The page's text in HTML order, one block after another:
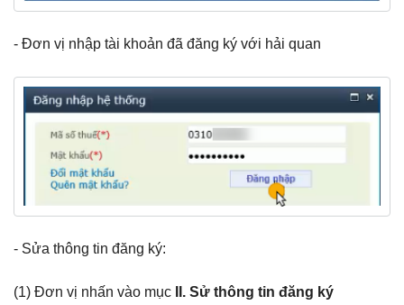
- Đơn vị nhập tài khoản đã đăng ký với hải quan
- Sửa thông tin đăng ký:
(1) Đơn vị nhấn vào mục II. Sử thông tin đăng ký